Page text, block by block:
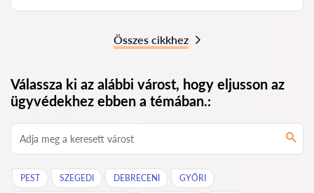
Összes cikkhez
Válassza ki az alábbi várost, hogy eljusson az
ügyvédekhez ebben a témában.:
PEST SZEGEDI DEBRECENI GYŐRI